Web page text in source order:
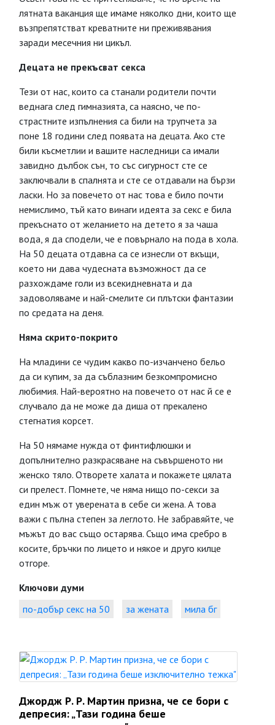
лятната ваканция ще имаме няколко дни, които ще
възпрепятстват креватните ни преживявания
заради месечния ни цикъл.
Децата не прекъсват секса
Тези от нас, които са станали родители почти
веднага след гимназията, са наясно, че по-
страстните изпълнения са били на трупчета за
поне 18 години след появата на децата. Ако сте
били късметлии и вашите наследници са имали
завидно дълбок сън, то със сигурност сте се
заключвали в спалнята и сте се отдавали на бързи
ласки. Но за повечето от нас това е било почти
немислимо, тъй като винаги идеята за секс е била
прекъснато от желанието на детето я за чаша
вода, я да сподели, че е повърнало на пода в хола.
На 50 децата отдавна са се изнесли от вкъщи,
което ни дава чудесната възможност да се
разхождаме голи из всекидневната и да
задоволяваме и най-смелите си плътски фантазии
по средата на деня.
Няма скрито-покрито
На младини се чудим какво по-изчанчено бельо
да си купим, за да съблазним безкомпромисно
любимия. Най-вероятно на повечето от нас й се е
случвало да не може да диша от прекалено
стегнатия корсет.
На 50 нямаме нужда от финтифлюшки и
допълнително разкрасяване на съвършеното ни
женско тяло. Отворете халата и покажете цялата
си прелест. Помнете, че няма нищо по-секси за
един мъж от уверената в себе си жена. А това
важи с пълна степен за леглото. Не забравяйте, че
мъжът до вас също остарява. Също има сребро в
косите, бръчки по лицето и някое и друго килце
отгоре.
Ключови думи
по-добър секс на 50
за жената мила бг
Джордж Р. Р. Мартин призна, че се бори с
депресия: „Тази година беше